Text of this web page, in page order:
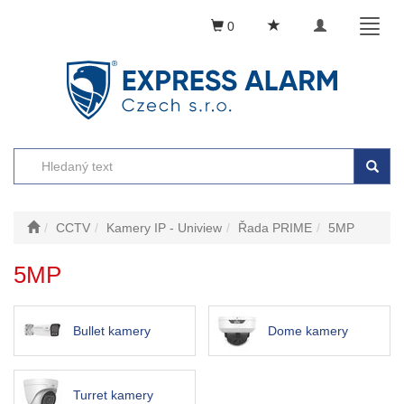
Toggle
0
CCTV Kamery IP - Uniview Řada PRIME 5MP
5MP
Bullet kamery Dome kamery
Turret kamery